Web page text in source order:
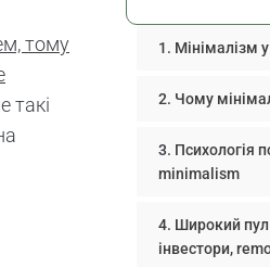
тому
такі
Мінімалізм
Чому
Психологія
minimalism
Широкий пул
інвестори,